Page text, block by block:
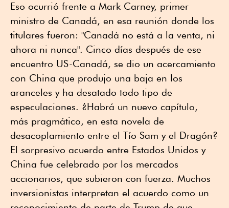
Eso ocurrió frente a Mark Carney, primer
ministro de Canadá, en esa reunión donde los
titulares fueron: "Canadá no está a la venta, ni
ahora ni nunca". Cinco días después de ese
encuentro US-Canadá, se dio un acercamiento
con China que produjo una baja en los
aranceles y ha desatado todo tipo de
especulaciones. ¿Habrá un nuevo capítulo,
más pragmático, en esta novela de
desacoplamiento entre el Tío Sam y el Dragón?
El sorpresivo acuerdo entre Estados Unidos y
China fue celebrado por los mercados
accionarios, que subieron con fuerza. Muchos
inversionistas interpretan el acuerdo como un